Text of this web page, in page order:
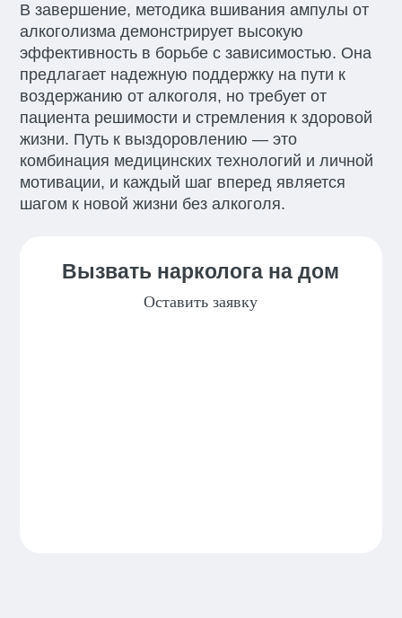
В завершение, методика вшивания ампулы от
алкоголизма демонстрирует высокую
эффективность в борьбе с зависимостью. Она
предлагает надежную поддержку на пути к
воздержанию от алкоголя, но требует от
пациента решимости и стремления к здоровой
жизни. Путь к выздоровлению — это
комбинация медицинских технологий и личной
мотивации, и каждый шаг вперед является
шагом к новой жизни без алкоголя.
Вызвать нарколога на дом
Оставить заявку